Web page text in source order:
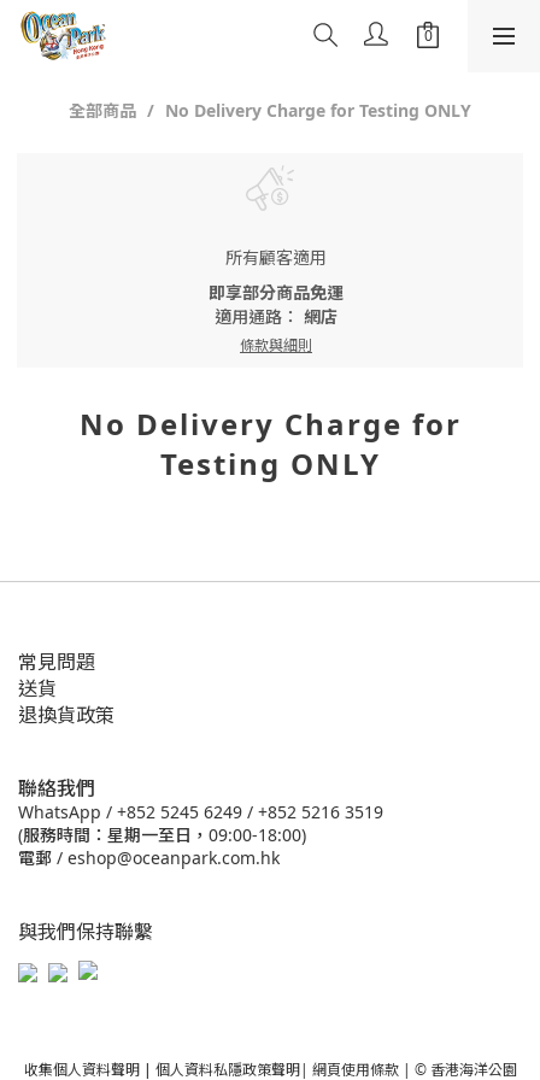
全部商品 No Delivery Charge for Testing ONLY
所有顧客適用
即享部分商品免運
適用通路： 網店
條款與細則
No Delivery Charge for
Testing ONLY
常見問題
送貨
退換貨政策
聯絡我們
WhatsApp / +852 5245 6249 / +852 5216 3519
(服務時間：星期一至日，09:00-18:00)
電郵 / eshop@oceanpark.com.hk
與我們保持聯繫
收集個人資料聲明| 個人資料私隱政策聲明| 網頁使用條款 | © 香港海洋公園